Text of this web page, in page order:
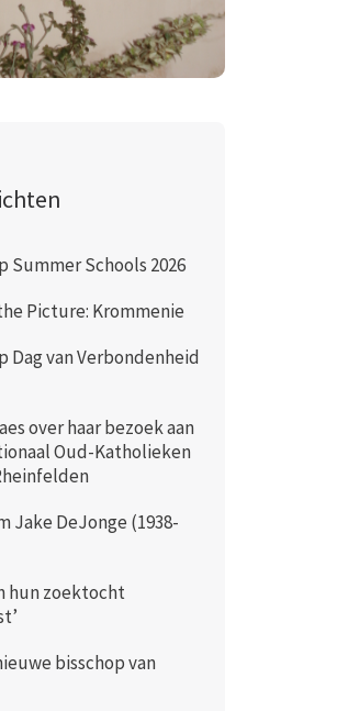
Summer Schools 2026
Picture: Krommenie
Dag van Verbondenheid
over haar bezoek aan
Oud-Katholieken
Jake DeJonge (1938-
hun zoektocht
bisschop van